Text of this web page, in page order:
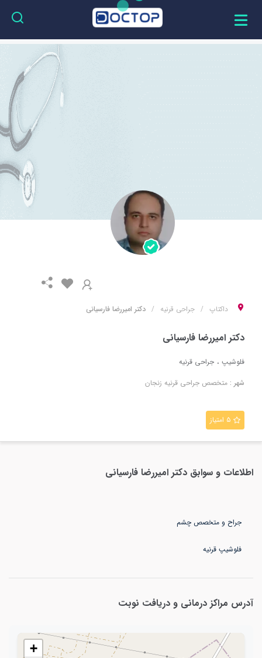
داکتاپ جراحی قرنیه دکتر امیررضا فارسیانی
دکتر امیررضا فارسیانی
فلوشیپ
جراحی قرنیه
شهر : متخصص جراحی قرنیه زنجان
۵ امتیاز
اطلاعات و سوابق دکتر امیررضا فارسیانی
فلوشیپ قرنیه
آدرس مراکز درمانی و دریافت نوبت
+